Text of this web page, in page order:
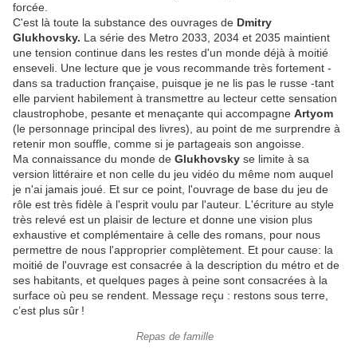
forcée.
C'est là toute la substance des ouvrages de Dmitry
Glukhovsky. La série des Metro 2033, 2034 et 2035 maintient
une tension continue dans les restes d'un monde déjà à moitié
enseveli. Une lecture que je vous recommande très fortement -
dans sa traduction française, puisque je ne lis pas le russe -tant
elle parvient habilement à transmettre au lecteur cette sensation
claustrophobe, pesante et menaçante qui accompagne Artyom
(le personnage principal des livres), au point de me surprendre à
retenir mon souffle, comme si je partageais son angoisse.
Ma connaissance du monde de Glukhovsky se limite à sa
version littéraire et non celle du jeu vidéo du même nom auquel
je n'ai jamais joué. Et sur ce point, l'ouvrage de base du jeu de
rôle est très fidèle à l'esprit voulu par l'auteur. L'écriture au style
très relevé est un plaisir de lecture et donne une vision plus
exhaustive et complémentaire à celle des romans, pour nous
permettre de nous l'approprier complètement. Et pour cause: la
moitié de l'ouvrage est consacrée à la description du métro et de
ses habitants, et quelques pages à peine sont consacrées à la
surface où peu se rendent. Message reçu : restons sous terre,
c’est plus sûr !
Repas de famille